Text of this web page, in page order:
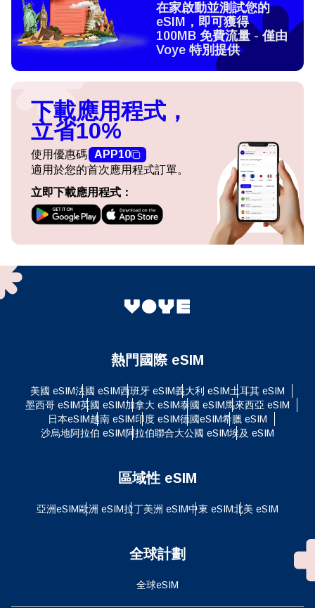
在家啟動並測試您的
eSIM，即可獲得
100MB 免費流量 - 僅由
Voye 特別提供
下載應用程式，
立省10%
使用優惠碼 APP10
適用於您的首次應用程式訂單。
立即下載應用程式：
熱門國際 eSIM
美國 eSIM法國 eSIM西班牙 eSIM義大利 eSIM土耳其 eSIM
墨西哥 eSIM英國 eSIM加拿大 eSIM泰國 eSIM馬來西亞 eSIM
日本eSIM越南 eSIM印度 eSIM德國eSIM希臘 eSIM
沙烏地阿拉伯 eSIM阿拉伯聯合大公國 eSIM埃及 eSIM
區域性 eSIM
亞洲eSIM歐洲 eSIM拉丁美洲 eSIM中東 eSIM北美 eSIM
全球計劃
全球eSIM